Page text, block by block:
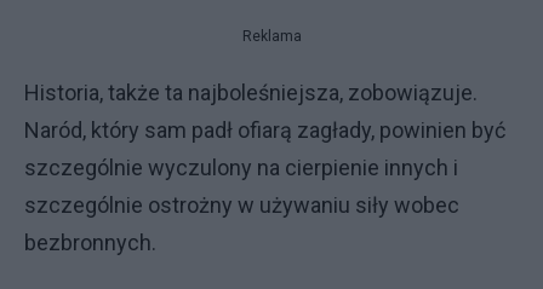
Reklama
Historia, także ta najboleśniejsza, zobowiązuje.
Naród, który sam padł ofiarą zagłady, powinien być
szczególnie wyczulony na cierpienie innych i
szczególnie ostrożny w używaniu siły wobec
bezbronnych.